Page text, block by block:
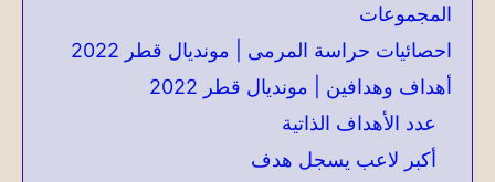
المجموعات
احصائيات حراسة المرمى | مونديال قطر 2022
أهداف وهدافين | مونديال قطر 2022
عدد الأهداف الذاتية
أكبر لاعب يسجل هدف